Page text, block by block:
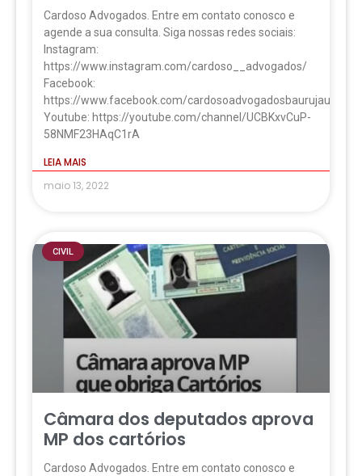
Cardoso Advogados. Entre em contato conosco e
agende a sua consulta. Siga nossas redes sociais:
Instagram:
https://www.instagram.com/cardoso__advogados/
Facebook:
https://www.facebook.com/cardosoadvogadosbaurujau
Youtube: https://youtube.com/channel/UCBKxvCuP-
58NMF23HAqC1rA
LEIA MAIS
maio 13, 2022
CIVIL
Câmara dos deputados aprova
MP dos cartórios
Cardoso Advogados. Entre em contato conosco e